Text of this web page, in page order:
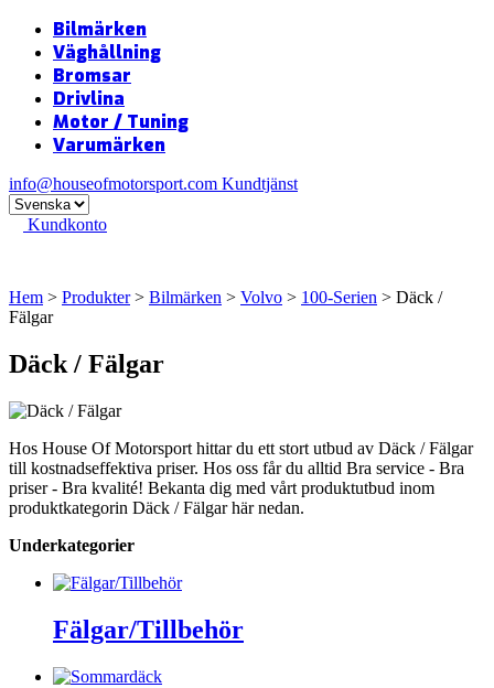
Bilmärken
Väghållning
Bromsar
Drivlina
Motor / Tuning
Varumärken
info@houseofmotorsport.com Kundtjänst
Kundkonto
Hem > Produkter> Bilmärken > Volvo > 100-Serien > Däck /
Fälgar
Däck / Fälgar
Hos House Of Motorsport hittar du ett stort utbud av Däck / Fälgar
till kostnadseffektiva priser. Hos oss får du alltid Bra service - Bra
priser - Bra kvalité! Bekanta dig med vårt produktutbud inom
produktkategorin Däck / Fälgar här nedan.
Underkategorier
Fälgar/Tillbehör